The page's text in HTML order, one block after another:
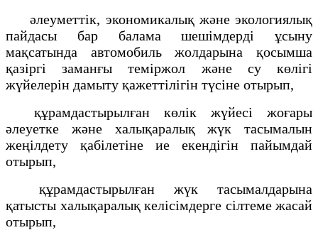
әлеуметтік, экономикалық және экологиялық
пайдасы бар балама шешімдерді ұсыну
мақсатында автомобиль жолдарына қосымша
қазіргі заманғы теміржол және су көлігі
жүйелерін дамыту қажеттілігін түсіне отырып,
құрамдастырылған көлік жүйесі жоғары
әлеуетке және халықаралық жүк тасымалын
жеңілдету қабілетіне ие екендігін пайымдай
отырып,
құрамдастырылған жүк тасымалдарына
қатысты халықаралық келісімдерге сілтеме жасай
отырып,